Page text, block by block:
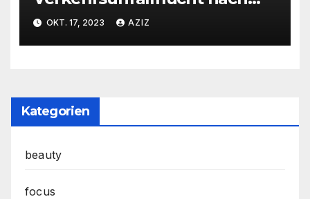
Abbiegevorgang
OKT. 17, 2023 AZIZ
Kategorien
beauty
focus